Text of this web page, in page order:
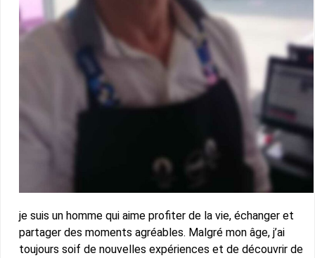
je suis un homme qui aime profiter de la vie, échanger et
partager des moments agréables. Malgré mon âge, j’ai
toujours soif de nouvelles expériences et de découvrir de